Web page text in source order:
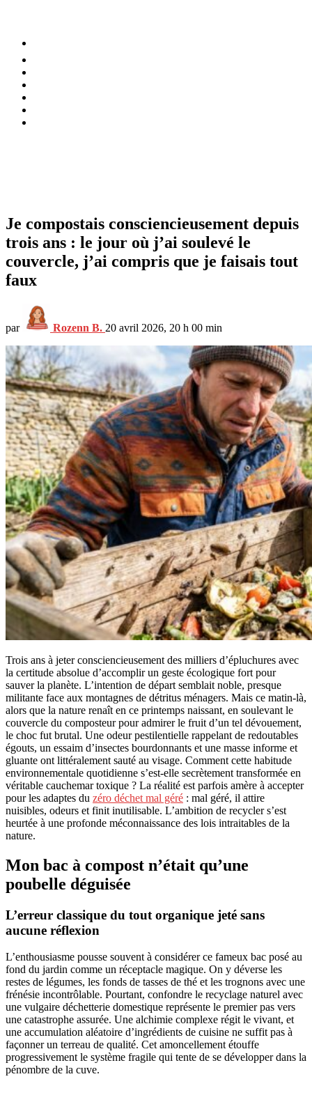
Je compostais consciencieusement depuis
trois ans : le jour où j’ai soulevé le
couvercle, j’ai compris que je faisais tout
faux
par Rozenn B. 20 avril 2026, 20 h 00 min
Trois ans à jeter consciencieusement des milliers d’épluchures avec
la certitude absolue d’accomplir un geste écologique fort pour
sauver la planète. L’intention de départ semblait noble, presque
militante face aux montagnes de détritus ménagers. Mais ce matin-là,
alors que la nature renaît en ce printemps naissant, en soulevant le
couvercle du composteur pour admirer le fruit d’un tel dévouement,
le choc fut brutal. Une odeur pestilentielle rappelant de redoutables
égouts, un essaim d’insectes bourdonnants et une masse informe et
gluante ont littéralement sauté au visage. Comment cette habitude
environnementale quotidienne s’est-elle secrètement transformée en
véritable cauchemar toxique ? La réalité est parfois amère à accepter
pour les adaptes du zéro déchet mal géré : mal géré, il attire
nuisibles, odeurs et finit inutilisable. L’ambition de recycler s’est
heurtée à une profonde méconnaissance des lois intraitables de la
nature.
Mon bac à compost n’était qu’une
poubelle déguisée
L’erreur classique du tout organique jeté sans
aucune réflexion
L’enthousiasme pousse souvent à considérer ce fameux bac posé au
fond du jardin comme un réceptacle magique. On y déverse les
restes de légumes, les fonds de tasses de thé et les trognons avec une
frénésie incontrôlable. Pourtant, confondre le recyclage naturel avec
une vulgaire déchetterie domestique représente le premier pas vers
une catastrophe assurée. Une alchimie complexe régit le vivant, et
une accumulation aléatoire d’ingrédients de cuisine ne suffit pas à
façonner un terreau de qualité. Cet amoncellement étouffe
progressivement le système fragile qui tente de se développer dans la
pénombre de la cuve.